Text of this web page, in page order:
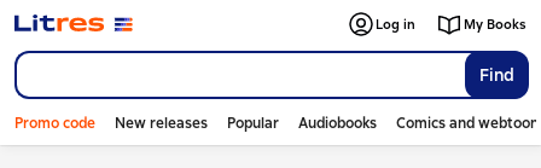
Find
Log in My Books
Promo code New releases Popular Audiobooks Comics and